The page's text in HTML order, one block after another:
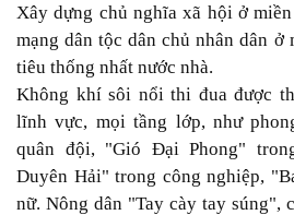
Xây dựng chủ nghĩa xã hội ở
mạng dân tộc dân chủ nhân dân ở
tiêu thống nhất nước nhà.
Không khí sôi nổi thi đua được
lĩnh vực, mọi tầng lớp, như
quân đội, "Gió Đại Phong"
Duyên Hải" trong công nghiệp,
nữ. Nông dân "Tay cày tay súng",